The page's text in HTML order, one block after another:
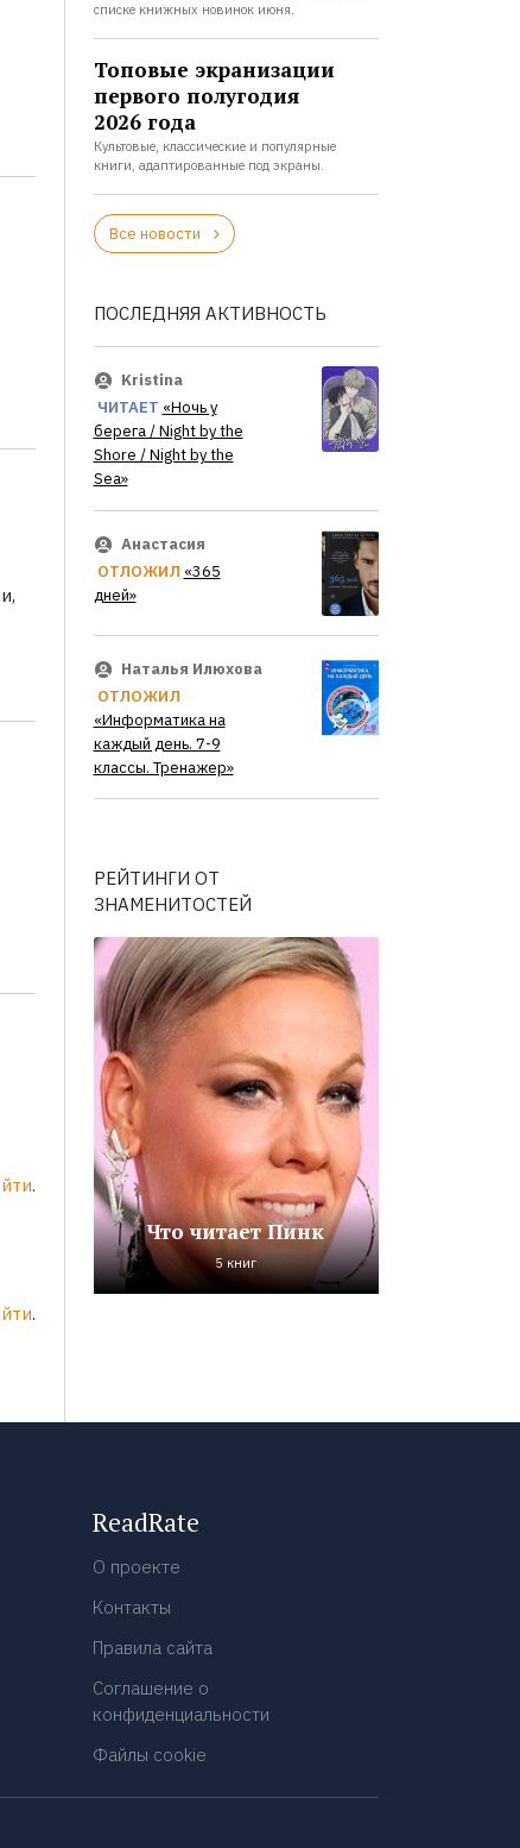
.
.
списке книжных новинок июня.
Топовые экранизации
первого полугодия
2026 года
Культовые, классические и популярные
книги, адаптированные под экраны.
Все новости
ПОСЛЕДНЯЯ АКТИВНОСТЬ
Kristina
ЧИТАЕТ «Ночь у
берега / Night by the
Shore / Night by the
Sea»
Анастасия
ОТЛОЖИЛ «365
дней»
Наталья Илюхова
ОТЛОЖИЛ
«Информатика на
каждый день. 7-9
классы. Тренажер»
РЕЙТИНГИ ОТ
ЗНАМЕНИТОСТЕЙ
Что читает Пинк
5 книг
ReadRate
О проекте
Контакты
Правила сайта
Соглашение о
конфиденциальности
Файлы cookie